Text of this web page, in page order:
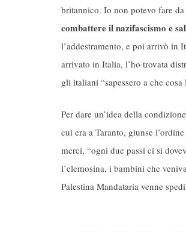
britannico. Io non potevo fare
combattere il nazifascismo e
l’addestramento, e poi arrivò in
arrivato in Italia, l’ho trovata
gli italiani “sapessero a che
Per dare un’idea della
cui era a Taranto, giunse
merci, “ogni due passi ci si
l’elemosina, i bambini che
Palestina Mandataria venne